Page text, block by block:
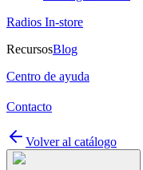
Radios In-store
RecursosBlog
Centro de ayuda
Contacto
Volver al catálogo